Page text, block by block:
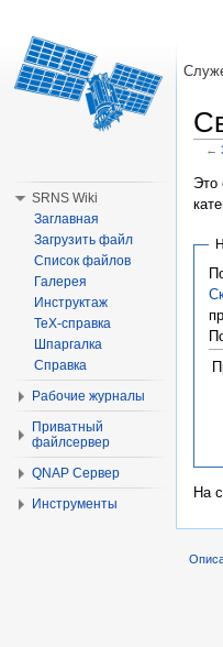
←
Это
На
SRNS Wiki
Заглавная
Загрузить файл
Список файлов
Галерея
Инструктаж
TeX-справка
Шпаргалка
Справка
Рабочие журналы
Приватный
файлсервер
QNAP Сервер
Инструменты